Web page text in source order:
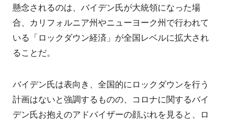
懸念されるのは、バイデン氏が大統領になった場
合、カリフォルニア州やニューヨーク州で行われて
いる「ロックダウン経済」が全国レベルに拡大され
ることだ。
バイデン氏は表向き、全国的にロックダウンを行う
計画はないと強調するものの、コロナに関するバイ
デン氏お抱えのアドバイザーの顔ぶれを見ると、ロ